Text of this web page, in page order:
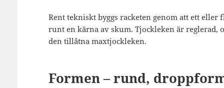
Rent tekniskt byggs racketen genom att ett
runt en kärna av skum. Tjockleken är reglerad,
den tillåtna maxtjockleken.
Formen – rund,